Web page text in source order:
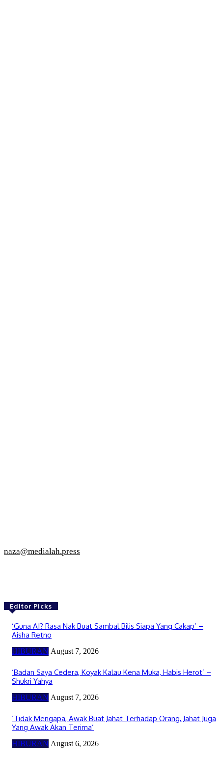
naza@medialah.press
Editor Picks
‘Guna AI? Rasa Nak Buat Sambal Bilis Siapa Yang Cakap’ –
Aisha Retno
HIBURAN August 7, 2026
‘Badan Saya Cedera, Koyak Kalau Kena Muka, Habis Herot’ –
Shukri Yahya
HIBURAN August 7, 2026
‘Tidak Mengapa, Awak Buat Jahat Terhadap Orang, Jahat Juga
Yang Awak Akan Terima’
HIBURAN August 6, 2026